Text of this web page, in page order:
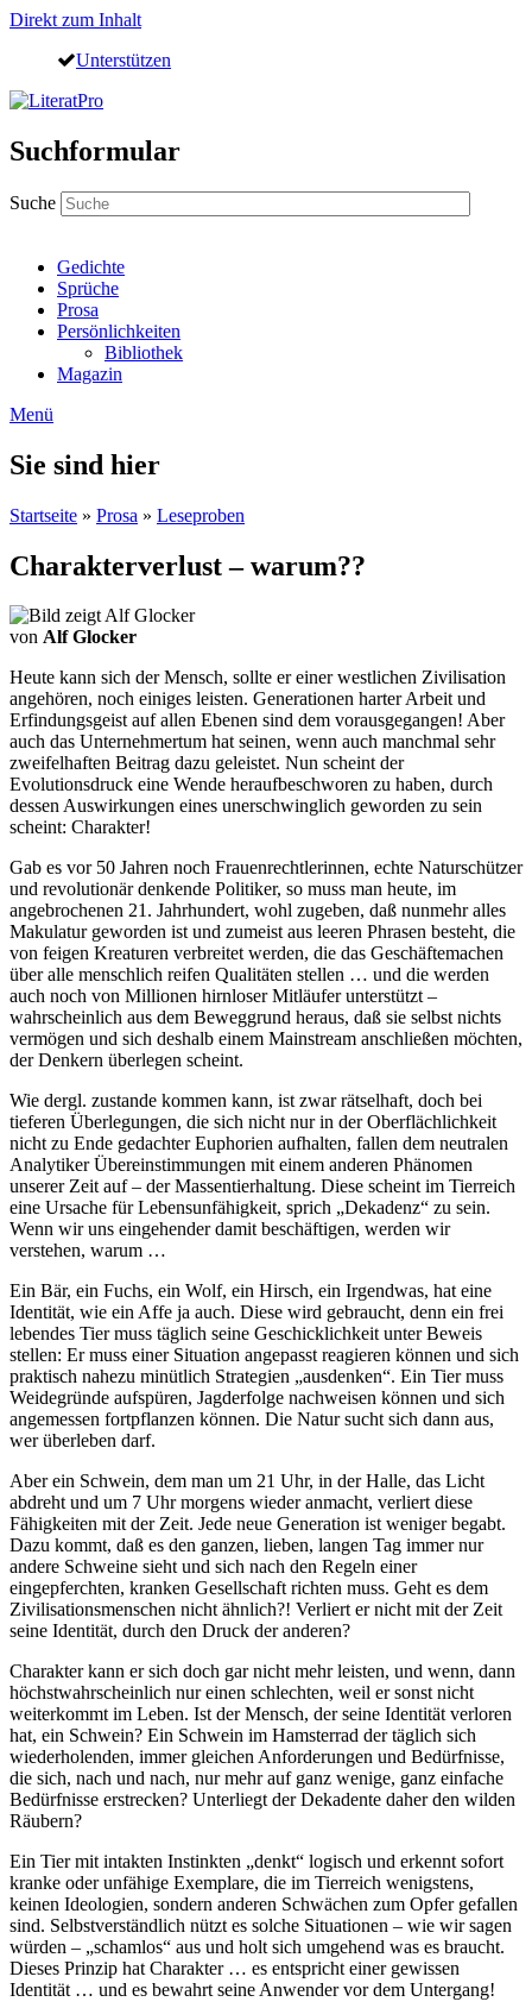
Direkt zum Inhalt
Unterstützen
Suchformular
Suche
Gedichte
Sprüche
Prosa
Persönlichkeiten
Bibliothek
Magazin
Menü
Sie sind hier
Startseite » Prosa » Leseproben
Charakterverlust – warum??
von Alf Glocker
Heute kann sich der Mensch, sollte er einer westlichen Zivilisation
angehören, noch einiges leisten. Generationen harter Arbeit und
Erfindungsgeist auf allen Ebenen sind dem vorausgegangen! Aber
auch das Unternehmertum hat seinen, wenn auch manchmal sehr
zweifelhaften Beitrag dazu geleistet. Nun scheint der
Evolutionsdruck eine Wende heraufbeschworen zu haben, durch
dessen Auswirkungen eines unerschwinglich geworden zu sein
scheint: Charakter!
Gab es vor 50 Jahren noch Frauenrechtlerinnen, echte Naturschützer
und revolutionär denkende Politiker, so muss man heute, im
angebrochenen 21. Jahrhundert, wohl zugeben, daß nunmehr alles
Makulatur geworden ist und zumeist aus leeren Phrasen besteht, die
von feigen Kreaturen verbreitet werden, die das Geschäftemachen
über alle menschlich reifen Qualitäten stellen … und die werden
auch noch von Millionen hirnloser Mitläufer unterstützt –
wahrscheinlich aus dem Beweggrund heraus, daß sie selbst nichts
vermögen und sich deshalb einem Mainstream anschließen möchten,
der Denkern überlegen scheint.
Wie dergl. zustande kommen kann, ist zwar rätselhaft, doch bei
tieferen Überlegungen, die sich nicht nur in der Oberflächlichkeit
nicht zu Ende gedachter Euphorien aufhalten, fallen dem neutralen
Analytiker Übereinstimmungen mit einem anderen Phänomen
unserer Zeit auf – der Massentierhaltung. Diese scheint im Tierreich
eine Ursache für Lebensunfähigkeit, sprich „Dekadenz“ zu sein.
Wenn wir uns eingehender damit beschäftigen, werden wir
verstehen, warum …
Ein Bär, ein Fuchs, ein Wolf, ein Hirsch, ein Irgendwas, hat eine
Identität, wie ein Affe ja auch. Diese wird gebraucht, denn ein frei
lebendes Tier muss täglich seine Geschicklichkeit unter Beweis
stellen: Er muss einer Situation angepasst reagieren können und sich
praktisch nahezu minütlich Strategien „ausdenken“. Ein Tier muss
Weidegründe aufspüren, Jagderfolge nachweisen können und sich
angemessen fortpflanzen können. Die Natur sucht sich dann aus,
wer überleben darf.
Aber ein Schwein, dem man um 21 Uhr, in der Halle, das Licht
abdreht und um 7 Uhr morgens wieder anmacht, verliert diese
Fähigkeiten mit der Zeit. Jede neue Generation ist weniger begabt.
Dazu kommt, daß es den ganzen, lieben, langen Tag immer nur
andere Schweine sieht und sich nach den Regeln einer
eingepferchten, kranken Gesellschaft richten muss. Geht es dem
Zivilisationsmenschen nicht ähnlich?! Verliert er nicht mit der Zeit
seine Identität, durch den Druck der anderen?
Charakter kann er sich doch gar nicht mehr leisten, und wenn, dann
höchstwahrscheinlich nur einen schlechten, weil er sonst nicht
weiterkommt im Leben. Ist der Mensch, der seine Identität verloren
hat, ein Schwein? Ein Schwein im Hamsterrad der täglich sich
wiederholenden, immer gleichen Anforderungen und Bedürfnisse,
die sich, nach und nach, nur mehr auf ganz wenige, ganz einfache
Bedürfnisse erstrecken? Unterliegt der Dekadente daher den wilden
Räubern?
Ein Tier mit intakten Instinkten „denkt“ logisch und erkennt sofort
kranke oder unfähige Exemplare, die im Tierreich wenigstens,
keinen Ideologien, sondern anderen Schwächen zum Opfer gefallen
sind. Selbstverständlich nützt es solche Situationen – wie wir sagen
würden – „schamlos“ aus und holt sich umgehend was es braucht.
Dieses Prinzip hat Charakter … es entspricht einer gewissen
Identität … und es bewahrt seine Anwender vor dem Untergang!